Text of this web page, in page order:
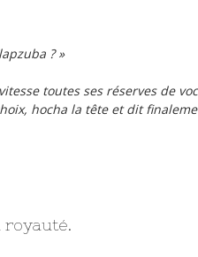
? »
toutes ses réserves de
hocha la tête et dit
royauté.